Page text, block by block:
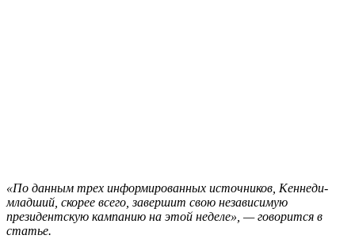
«По данным трех информированных источников, Кеннеди-
младший, скорее всего, завершит свою независимую
президентскую кампанию на этой неделе», — говорится в
статье.